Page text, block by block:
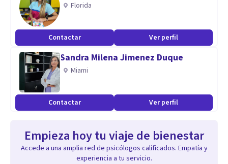
Florida
Contactar Ver perfil
Sandra Milena Jimenez Duque
Miami
Contactar Ver perfil
Empieza hoy tu viaje de bienestar
Accede a una amplia red de psicólogos calificados. Empatía y
experiencia a tu servicio.